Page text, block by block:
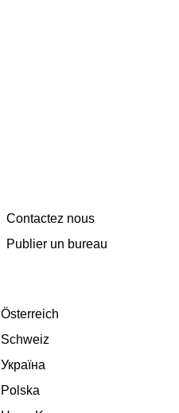
Contactez nous
Publier un bureau
Österreich
Schweiz
Україна
Polska